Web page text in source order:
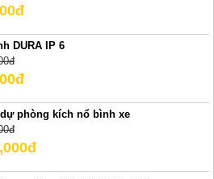
DURA IP 6
dự phòng kích nổ bình xe